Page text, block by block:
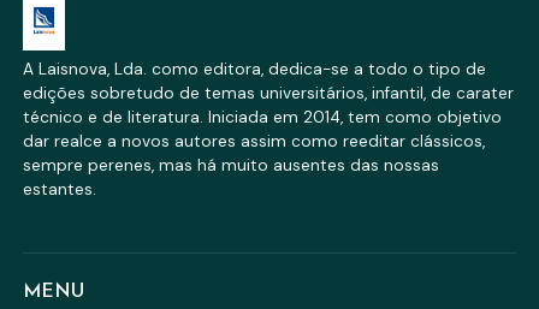
A Laisnova, Lda. como editora, dedica-se a todo o tipo de
edições sobretudo de temas universitários, infantil, de carater
técnico e de literatura. Iniciada em 2014, tem como objetivo
dar realce a novos autores assim como reeditar clássicos,
sempre perenes, mas há muito ausentes das nossas
estantes.
MENU